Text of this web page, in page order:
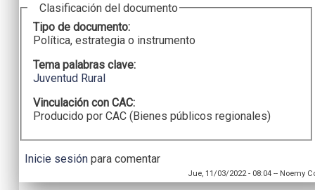
Clasificación del documento
Tipo de documento:
Política, estrategia o instrumento
Tema palabras clave:
Juventud Rural
Vinculación con CAC:
Producido por CAC (Bienes públicos regionales)
Inicie sesiónpara comentar
Jue, 11/03/2022 - 08:04 -- Noemy